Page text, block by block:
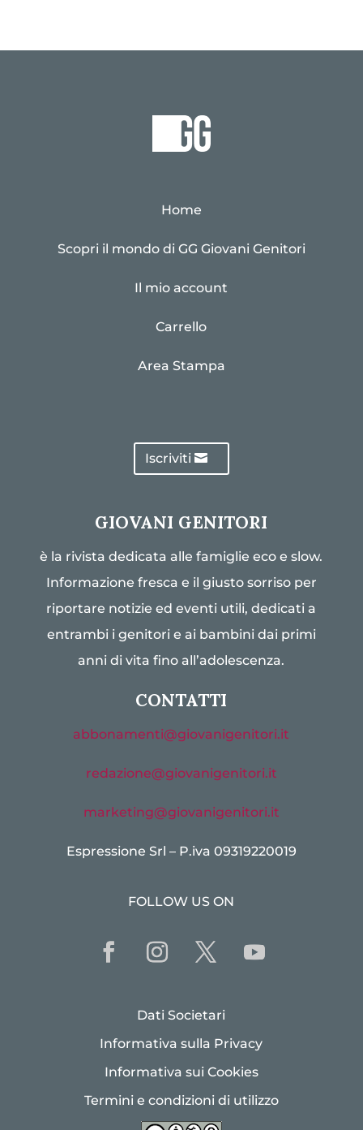
Home
Scopri il mondo di GG Giovani Genitori
Il mio account
Carrello
Area Stampa
Iscriviti
GIOVANI GENITORI
è la rivista dedicata alle famiglie eco e slow.
Informazione fresca e il giusto sorriso per
riportare notizie ed eventi utili, dedicati a
entrambi i genitori e ai bambini dai primi
anni di vita fino all’adolescenza.
CONTATTI
abbonamenti@giovanigenitori.it
redazione@giovanigenitori.it
marketing@giovanigenitori.it
Espressione Srl – P.iva 09319220019
FOLLOW US ON
Dati Societari
Informativa sulla Privacy
Informativa sui Cookies
Termini e condizioni di utilizzo